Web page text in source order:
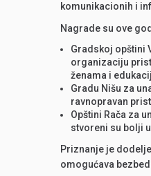
komunikacionih i
Nagrade su ove
Gradskoj opštini
organizaciju
ženama i
Gradu Nišu za
ravnopravan
Opštini Rača za
stvoreni su bolji
Priznanje je
omogućava